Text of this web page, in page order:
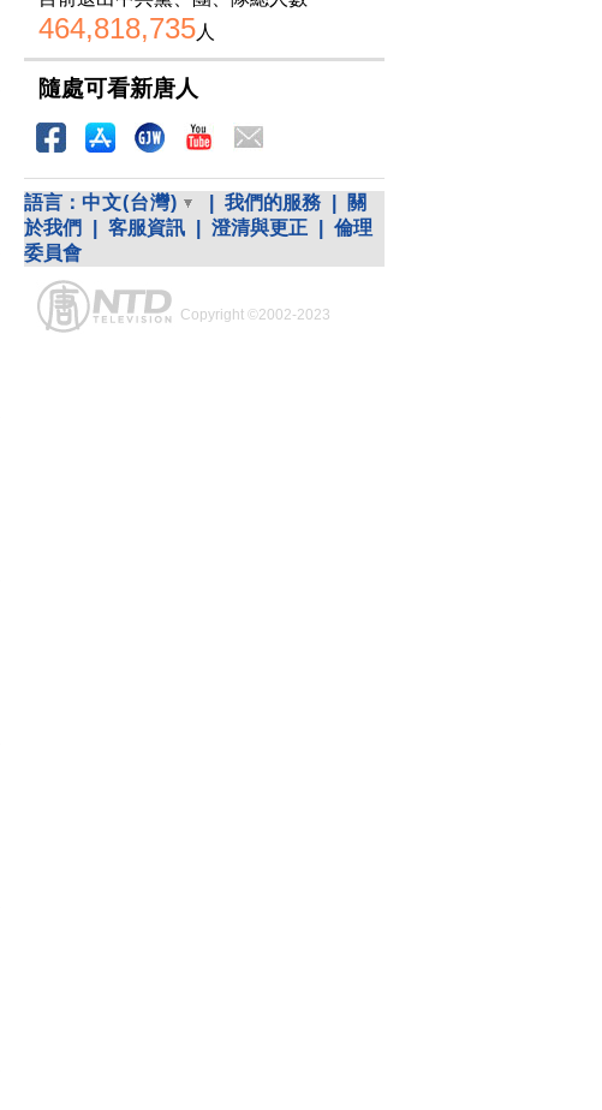
464,818,735人
隨處可看新唐人
語言： 中文(台灣) 我們的服務
關
於我們
客服資訊 澄清與更正
倫理
委員會
Copyright ©2002-2023